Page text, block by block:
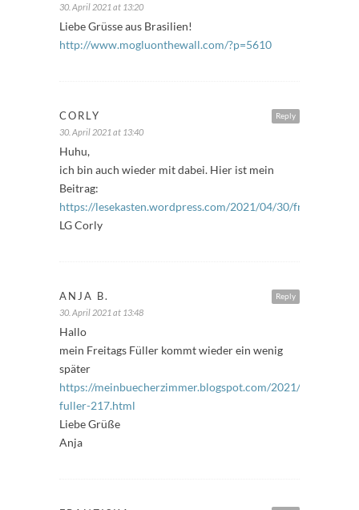
30. April 2021 at 13:20
Liebe Grüsse aus Brasilien!
http://www.mogluonthewall.com/?p=5610
Reply
CORLY
30. April 2021 at 13:40
Huhu,
ich bin auch wieder mit dabei. Hier ist mein
Beitrag:
https://lesekasten.wordpress.com/2021/04/30/
LG Corly
Reply
ANJA B.
30. April 2021 at 13:48
Hallo
mein Freitags Füller kommt wieder ein wenig
später
https://meinbuecherzimmer.blogspot.com/2021/04/freitags-
fuller-217.html
Liebe Grüße
Anja